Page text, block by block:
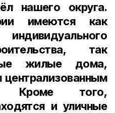
нашего округа.
имеются как
так
жилые дома,
Кроме того,
и уличные